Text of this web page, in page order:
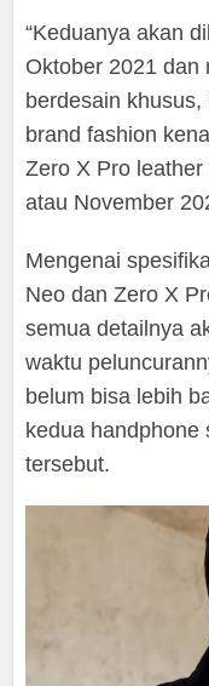
“Keduanya akan
Oktober 2021 dan
berdesain
brand fashion
Zero X Pro
atau November
Mengenai
Neo dan Zero X
semua detailnya
waktu
belum bisa lebih
kedua handphone
tersebut.